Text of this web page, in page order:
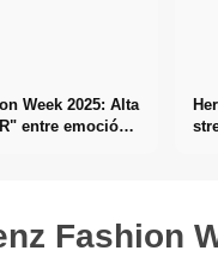
Week 2025: Alta
entre emoción
Fashion